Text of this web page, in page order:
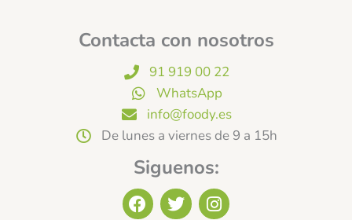
Contacta con nosotros
91 919 00 22
WhatsApp
info@foody.es
De lunes a viernes de 9 a 15h
Siguenos:
F
a
T
w
I
n